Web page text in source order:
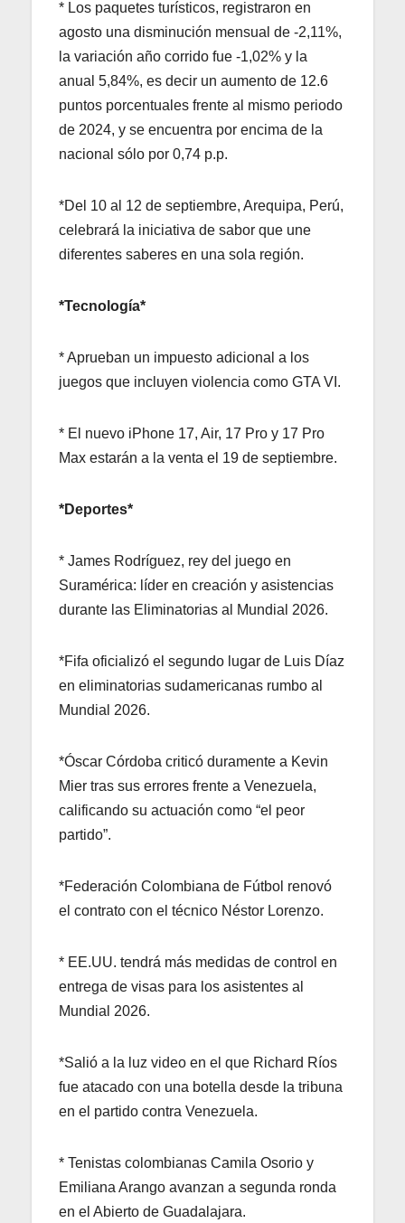
* Los paquetes turísticos, registraron en
agosto una disminución mensual de -2,11%,
la variación año corrido fue -1,02% y la
anual 5,84%, es decir un aumento de 12.6
puntos porcentuales frente al mismo periodo
de 2024, y se encuentra por encima de la
nacional sólo por 0,74 p.p.
*Del 10 al 12 de septiembre, Arequipa, Perú,
celebrará la iniciativa de sabor que une
diferentes saberes en una sola región.
*Tecnología*
* Aprueban un impuesto adicional a los
juegos que incluyen violencia como GTA VI.
* El nuevo iPhone 17, Air, 17 Pro y 17 Pro
Max estarán a la venta el 19 de septiembre.
*Deportes*
* James Rodríguez, rey del juego en
Suramérica: líder en creación y asistencias
durante las Eliminatorias al Mundial 2026.
*Fifa oficializó el segundo lugar de Luis Díaz
en eliminatorias sudamericanas rumbo al
Mundial 2026.
*Óscar Córdoba criticó duramente a Kevin
Mier tras sus errores frente a Venezuela,
calificando su actuación como “el peor
partido”.
*Federación Colombiana de Fútbol renovó
el contrato con el técnico Néstor Lorenzo.
* EE.UU. tendrá más medidas de control en
entrega de visas para los asistentes al
Mundial 2026.
*Salió a la luz video en el que Richard Ríos
fue atacado con una botella desde la tribuna
en el partido contra Venezuela.
* Tenistas colombianas Camila Osorio y
Emiliana Arango avanzan a segunda ronda
en el Abierto de Guadalajara.